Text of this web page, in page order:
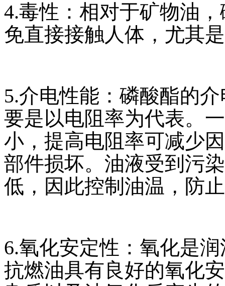
4.毒性：相对于矿物油
免直接接触人体，尤其
5.介电性能：磷酸酯的
要是以电阻率为代表。
小，提高电阻率可减少
部件损坏。油液受到污
低，因此控制油温，防
6.氧化安定性：氧化是
抗燃油具有良好的氧化